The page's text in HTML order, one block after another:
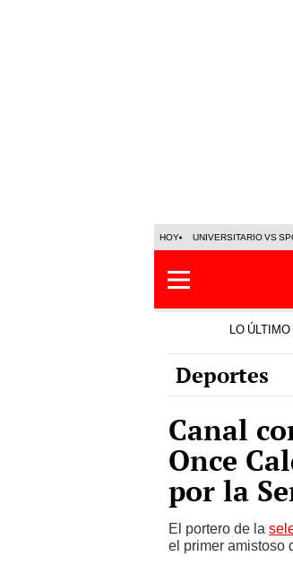
HOY UNIVERSITARIO VS
LO ÚLTIMO
Deportes
Canal
Once
por la
El portero de la
el primer amistoso